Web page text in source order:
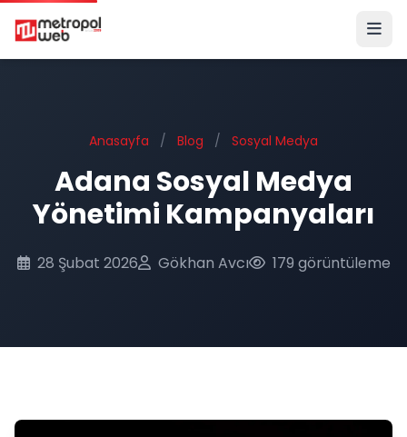
Ana içeriğe geç
Anasayfa / Blog / Sosyal Medya
Adana Sosyal Medya
Yönetimi Kampanyaları
28 Şubat 2026 Gökhan Avcı 179 görüntüleme